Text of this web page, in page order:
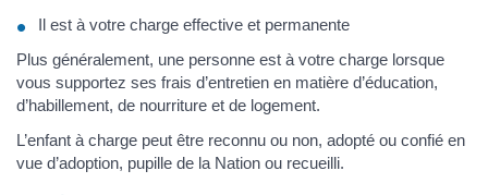
Il est à votre charge effective et permanente
Plus généralement, une personne est à votre charge lorsque
vous supportez ses frais d’entretien en matière d’éducation,
d’habillement, de nourriture et de logement.
L’enfant à charge peut être reconnu ou non, adopté ou confié en
vue d’adoption, pupille de la Nation ou recueilli.